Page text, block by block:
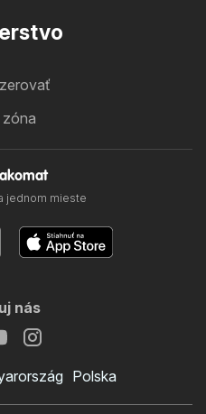
zóna
jednom mieste
nás
Polska